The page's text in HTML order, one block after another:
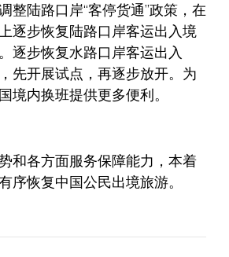
整陆路口岸“客停货通”政策，在
逐步恢复陆路口岸客运出入境
逐步恢复水路口岸客运出入
先开展试点，再逐步放开。为
境内换班提供更多便利。
和各方面服务保障能力，本着
序恢复中国公民出境旅游。